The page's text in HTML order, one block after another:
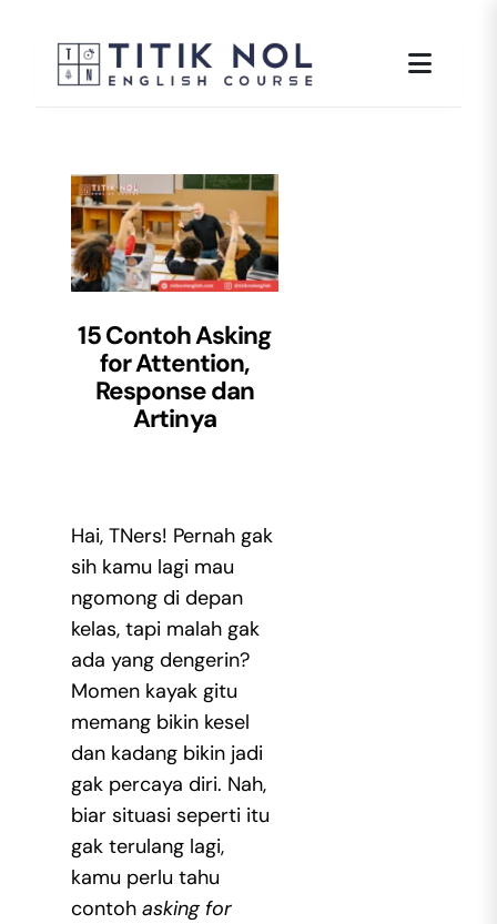
content
15Contoh Asking
for Attention,
Response dan
Artinya
Hai, TNers! Pernah gak
sih kamu lagi mau
ngomong di depan
kelas, tapi malah gak
ada yang dengerin?
Momen kayak gitu
memang bikin kesel
dan kadang bikin jadi
gak percaya diri. Nah,
biar situasi seperti itu
gak terulang lagi,
kamu perlu tahu
contoh asking for